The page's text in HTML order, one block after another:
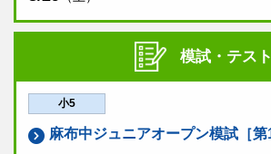
模試・テスト
小5
麻布中ジュニアオープン模試［第